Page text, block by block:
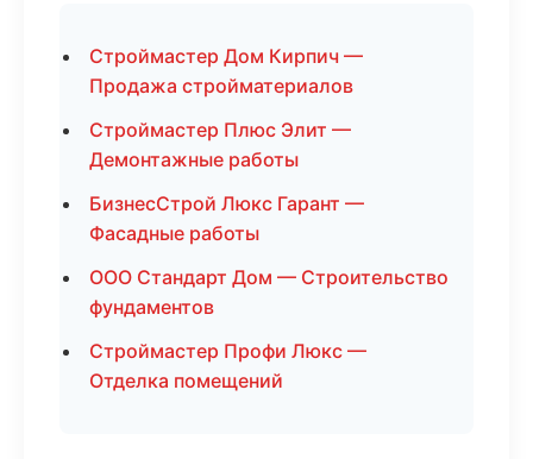
Строймастер Дом Кирпич —
Продажа стройматериалов
Строймастер Плюс Элит —
Демонтажные работы
БизнесСтрой Люкс Гарант —
Фасадные работы
ООО Стандарт Дом — Строительство
фундаментов
Строймастер Профи Люкс —
Отделка помещений